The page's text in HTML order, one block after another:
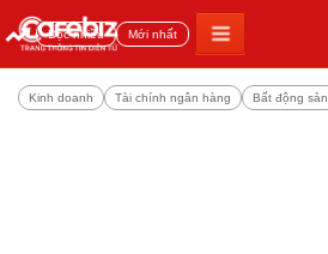
Đọc nhiều Mới nhất
Kinh doanh Tài chính ngân hàng Bất động sản